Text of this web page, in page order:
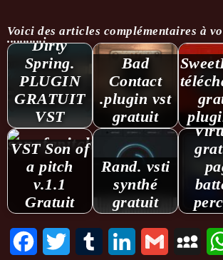
Voici des articles complémentaires à
...........:Dirty
Spring.
PLUGIN
GRATUIT
VST
Bad
Contact
.plugin vst
gratuit
VST Son of
a pitch
v.1.1
Gratuit
Rand. vsti
synthé
gratuit
FacebookTwitter Tumblr LinkedInGmail